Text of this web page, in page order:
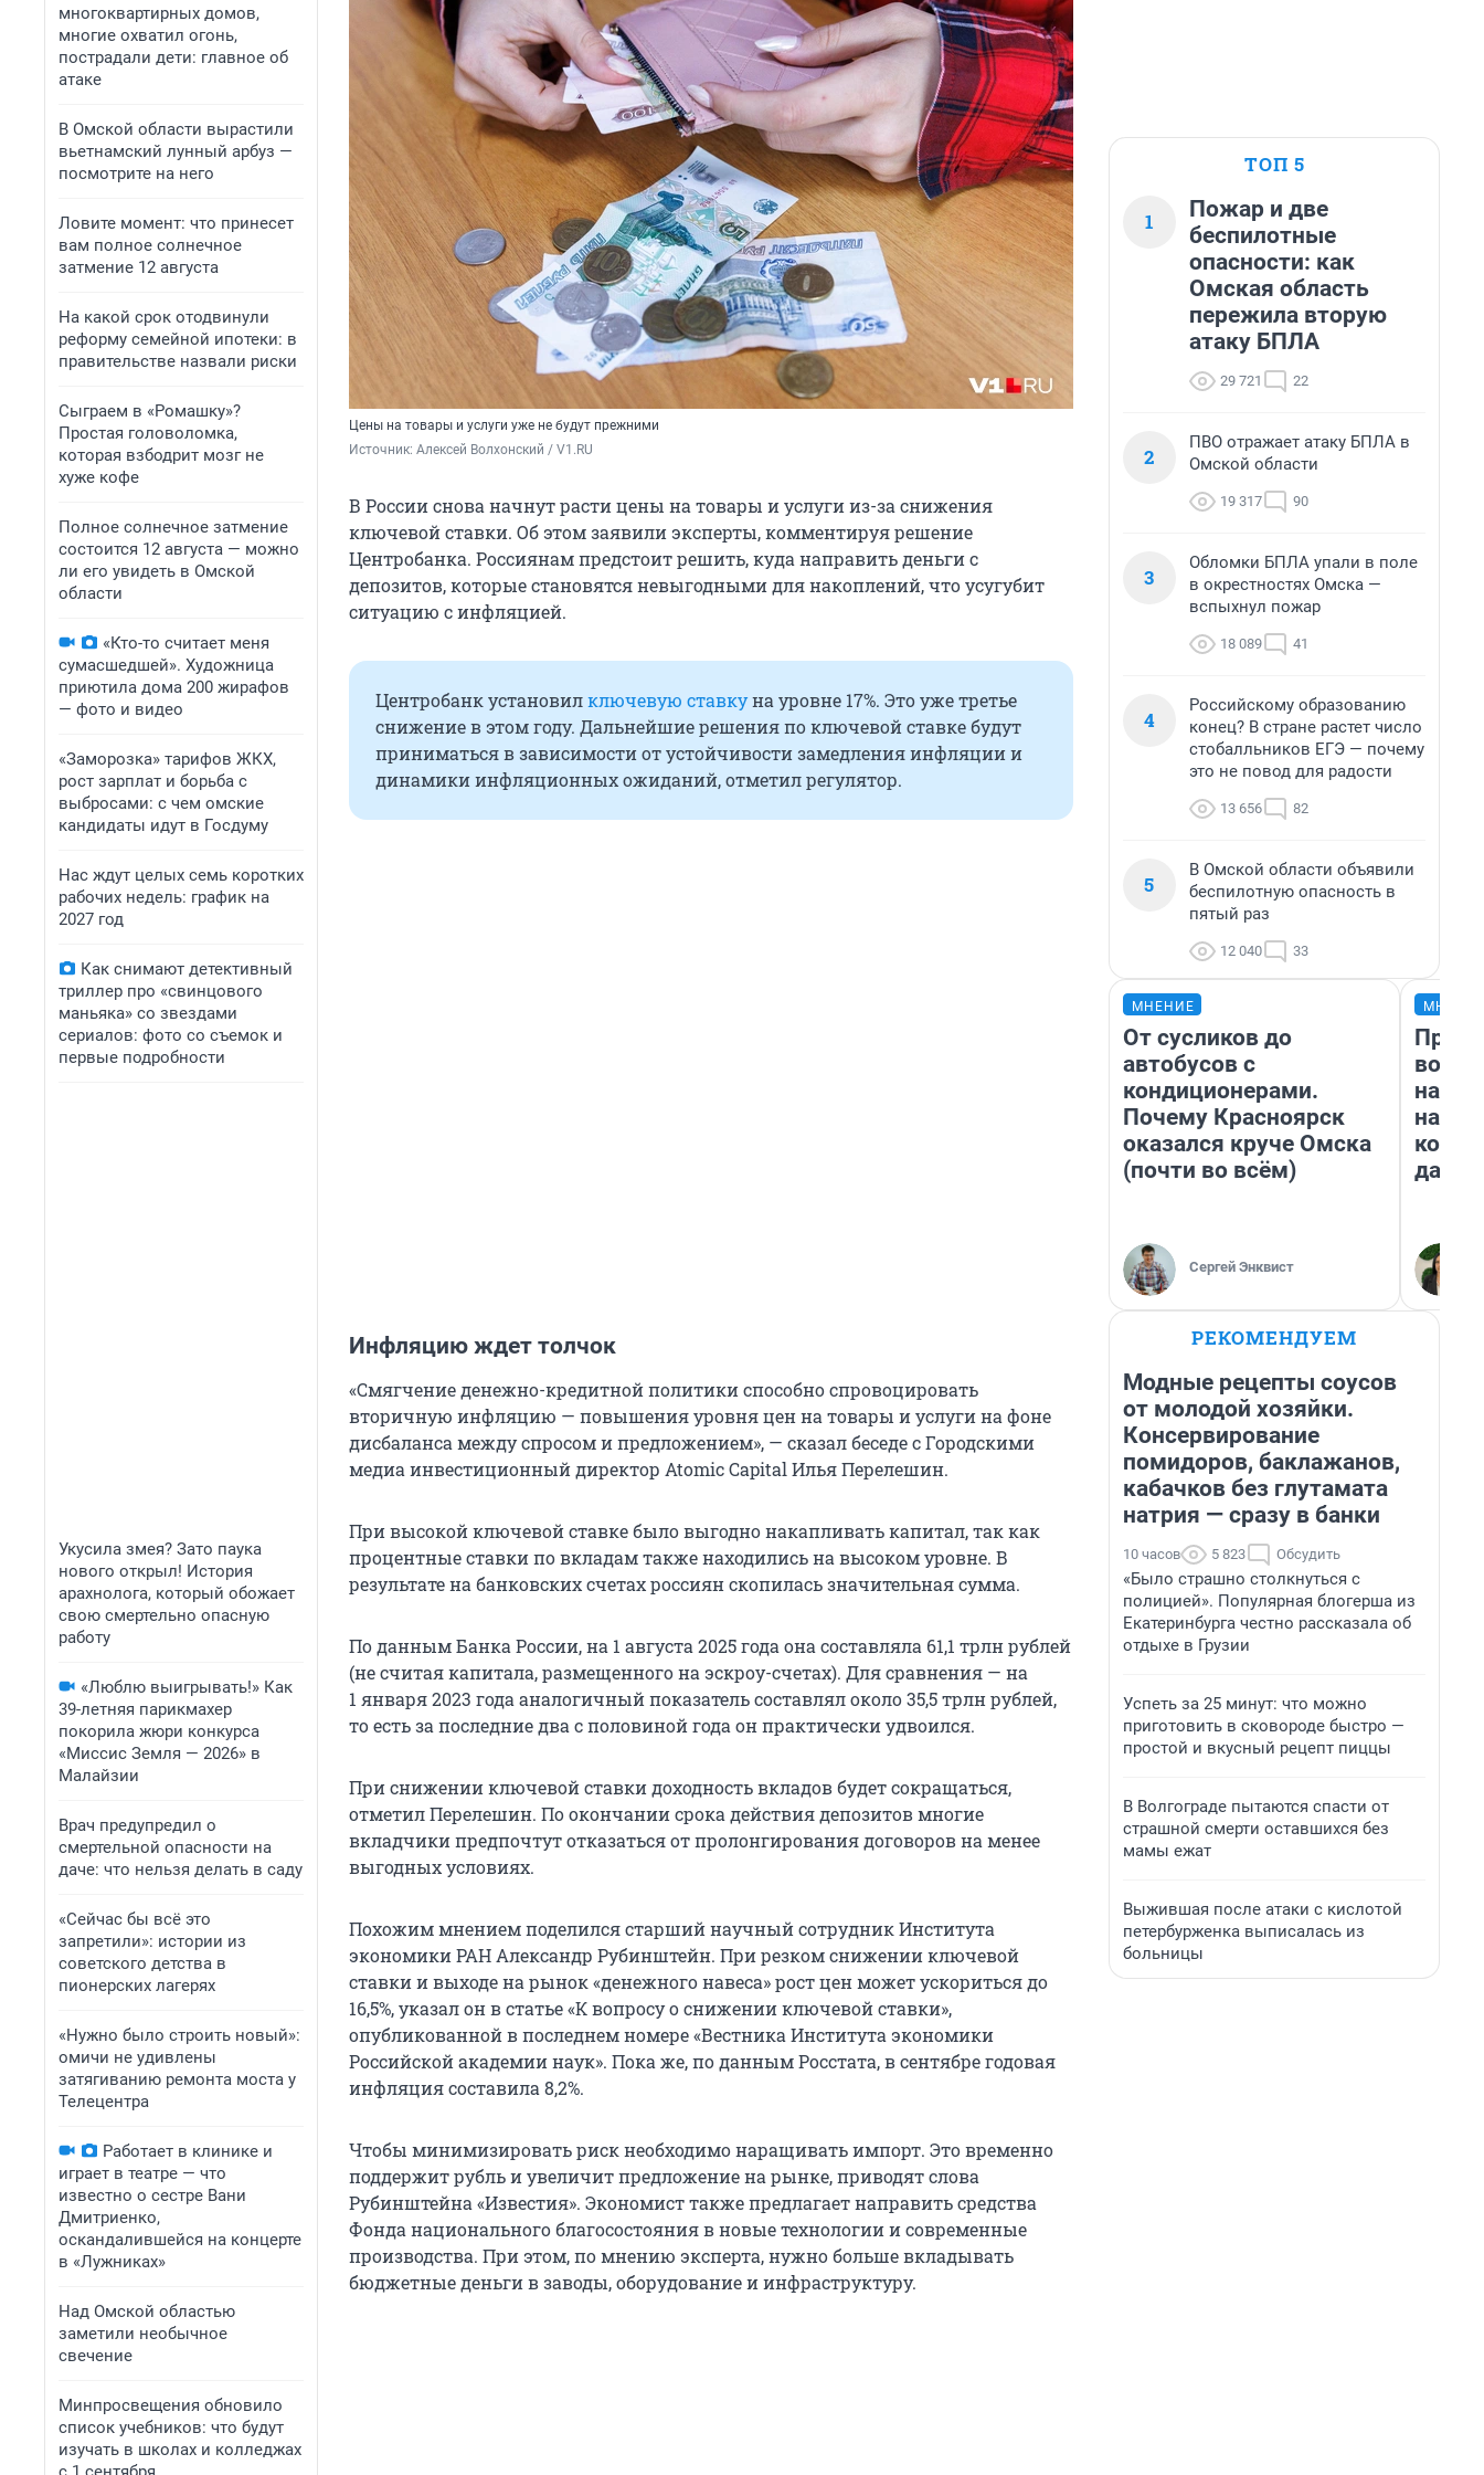
многоквартирных домов,
многие охватил огонь,
пострадали дети: главное об
атаке
В Омской области вырастили
вьетнамский лунный арбуз —
посмотрите на него
Ловите момент: что принесет
вам полное солнечное
затмение 12 августа
На какой срок отодвинули
реформу семейной ипотеки: в
правительстве назвали риски
Сыграем в «Ромашку»?
Простая головоломка,
которая взбодрит мозг не
хуже кофе
Полное солнечное затмение
состоится 12 августа — можно
ли его увидеть в Омской
области
«Кто-то считает меня
сумасшедшей». Художница
приютила дома 200 жирафов
— фото и видео
«Заморозка» тарифов ЖКХ,
рост зарплат и борьба с
выбросами: с чем омские
кандидаты идут в Госдуму
Нас ждут целых семь коротких
рабочих недель: график на
2027 год
Как снимают детективный
триллер про «свинцового
маньяка» со звездами
сериалов: фото со съемок и
первые подробности
Укусила змея? Зато паука
нового открыл! История
арахнолога, который обожает
свою смертельно опасную
работу
«Люблю выигрывать!» Как
39-летняя парикмахер
покорила жюри конкурса
«Миссис Земля — 2026» в
Малайзии
Врач предупредил о
смертельной опасности на
даче: что нельзя делать в саду
«Сейчас бы всё это
запретили»: истории из
советского детства в
пионерских лагерях
«Нужно было строить новый»:
омичи не удивлены
затягиванию ремонта моста у
Телецентра
Работает в клинике и
играет в театре — что
известно о сестре Вани
Дмитриенко,
оскандалившейся на концерте
в «Лужниках»
Над Омской областью
заметили необычное
свечение
Минпросвещения обновило
список учебников: что будут
изучать в школах и колледжах
Цены на товары и услуги уже не будут прежними
Источник: Алексей Волхонский / V1.RU
В России снова начнут расти цены на товары и услуги из-за снижения
ключевой ставки. Об этом заявили эксперты, комментируя решение
Центробанка. Россиянам предстоит решить, куда направить деньги с
депозитов, которые становятся невыгодными для накоплений, что усугубит
ситуацию с инфляцией.
Центробанк установилключевую ставкуна уровне 17%. Это уже третье
снижение в этом году. Дальнейшие решения по ключевой ставке будут
приниматься в зависимости от устойчивости замедления инфляции и
динамики инфляционных ожиданий, отметил регулятор.
Инфляцию ждет толчок
«Смягчение денежно-кредитной политики способно спровоцировать
вторичную инфляцию — повышения уровня цен на товары и услуги на фоне
дисбаланса между спросом и предложением», — сказал беседе с Городскими
медиа инвестиционный директор Atomic Capital Илья Перелешин.
При высокой ключевой ставке было выгодно накапливать капитал, так как
процентные ставки по вкладам также находились на высоком уровне. В
результате на банковских счетах россиян скопилась значительная сумма.
По данным Банка России, на 1 августа 2025 года она составляла 61,1 трлн рублей
(не считая капитала, размещенного на эскроу-счетах). Для сравнения — на
1 января2023 года аналогичный показатель составлял около 35,5 трлн рублей,
то есть за последние два с половиной года он практически удвоился.
При снижении ключевой ставки доходность вкладов будет сокращаться,
отметил Перелешин. По окончании срока действия депозитов многие
вкладчики предпочтут отказаться от пролонгирования договоров на менее
выгодных условиях.
Похожим мнением поделился старший научный сотрудник Института
экономики РАН Александр Рубинштейн. При резком снижении ключевой
ставки и выходе на рынок «денежного навеса» рост цен может ускориться до
16,5%, указал он в статье «К вопросу о снижении ключевой ставки»,
опубликованной в последнем номере «Вестника Института экономики
Российской академии наук». Пока же, по данным Росстата, в сентябре годовая
инфляция составила 8,2%.
Чтобы минимизировать риск необходимо наращивать импорт. Это временно
поддержит рубль и увеличит предложение на рынке, приводят слова
Рубинштейна «Известия». Экономист также предлагает направить средства
Фонда национального благосостояния в новые технологии и современные
производства. При этом, по мнению эксперта, нужно больше вкладывать
бюджетные деньги в заводы, оборудование и инфраструктуру.
ТОП 5
1
Пожар и две
беспилотные
опасности: как
Омская область
пережила вторую
атаку БПЛА
29 721 22
2
ПВО отражает атаку БПЛА в
Омской области
19 317 90
3
Обломки БПЛА упали в поле
в окрестностях Омска —
вспыхнул пожар
18 089 41
4
Российскому образованию
конец? В стране растет число
стобалльников ЕГЭ — почему
это не повод для радости
13 656 82
5
В Омской области объявили
беспилотную опасность в
пятый раз
12 040 33
МНЕНИЕ
От сусликов до
автобусов с
кондиционерами.
Почему Красноярск
оказался круче Омска
(почти во всём)
Сергей Энквист
нам
даже
РЕКОМЕНДУЕМ
Модные рецепты соусов
от молодой хозяйки.
Консервирование
помидоров, баклажанов,
кабачков без глутамата
натрия — сразу в банки
10 часов 5 823 Обсудить
«Было страшно столкнуться с
полицией». Популярная блогерша из
Екатеринбурга честно рассказала об
отдыхе в Грузии
Успеть за 25 минут: что можно
приготовить в сковороде быстро —
простой и вкусный рецепт пиццы
В Волгограде пытаются спасти от
страшной смерти оставшихся без
мамы ежат
Выжившая после атаки с кислотой
петербурженка выписалась из
больницы